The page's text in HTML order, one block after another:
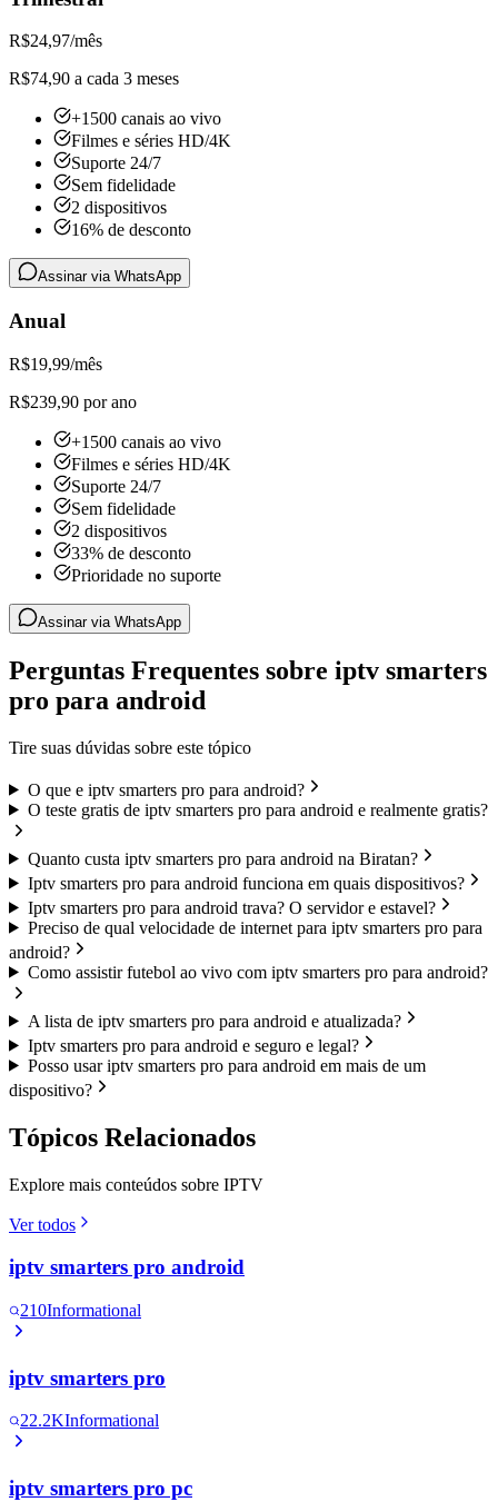
R$24,97/mês
R$74,90 a cada 3 meses
+1500 canais ao vivo
Filmes e séries HD/4K
Suporte 24/7
Sem fidelidade
2 dispositivos
16% de desconto
Assinar via WhatsApp
Anual
R$19,99/mês
R$239,90 por ano
+1500 canais ao vivo
Filmes e séries HD/4K
Suporte 24/7
Sem fidelidade
2 dispositivos
33% de desconto
Prioridade no suporte
Assinar via WhatsApp
Perguntas Frequentes sobre iptv smarters
pro para android
Tire suas dúvidas sobre este tópico
O que e iptv smarters pro para android?
O teste gratis de iptv smarters pro para android e realmente gratis?
Quanto custa iptv smarters pro para android na Biratan?
Iptv smarters pro para android funciona em quais dispositivos?
Iptv smarters pro para android trava? O servidor e estavel?
Preciso de qual velocidade de internet para iptv smarters pro para
android?
Como assistir futebol ao vivo com iptv smarters pro para android?
A lista de iptv smarters pro para android e atualizada?
Iptv smarters pro para android e seguro e legal?
Posso usar iptv smarters pro para android em mais de um
dispositivo?
Tópicos Relacionados
Explore mais conteúdos sobre IPTV
Ver todos
iptv smarters pro android
210Informational
iptv smarters pro
22.2KInformational
iptv smarters pro pc